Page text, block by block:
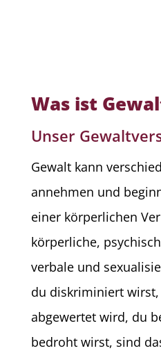
Was ist
Unser
Gewalt kann
annehmen und
einer körperlichen
körperliche,
verbale und
du diskriminiert
abgewertet wird, du
bedroht wirst, sind